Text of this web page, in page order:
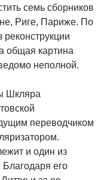
семь сборников
Риге, Париже. По
общая картина
неполной.
Шкляра
переводчиком
и один из
его